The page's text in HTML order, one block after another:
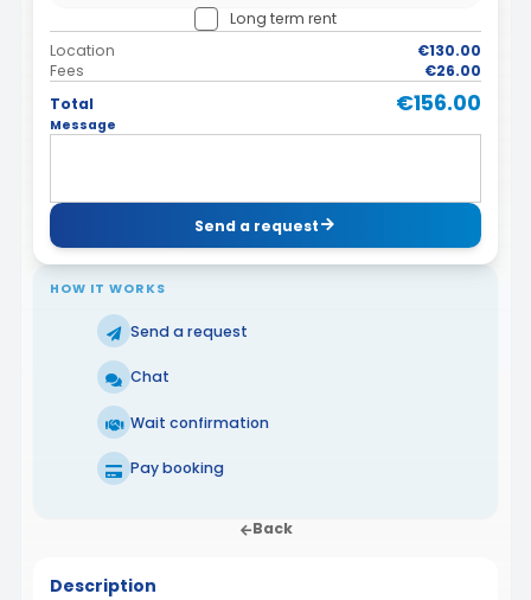
Long term rent
Location
€130.00
Fees
€26.00
Total
€156.00
Message
Send a request
HOW IT WORKS
Send a request
Chat
Wait confirmation
Pay booking
Back
Description